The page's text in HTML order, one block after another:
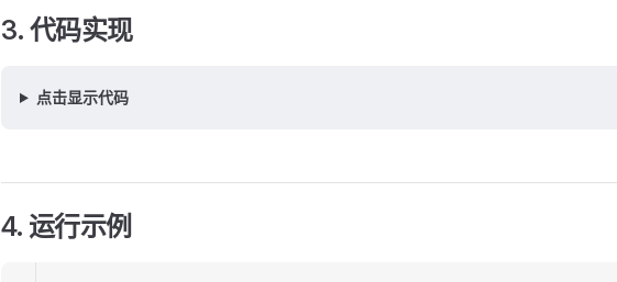
3. 代码实现
点击显示代码
4. 运行示例